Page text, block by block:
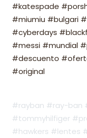
#katespade
#miumiu #bulgari
#cyberdays
#messi #mundial
#descuento
#original
#rayban #ray-ban
#tommyhilfiger
#hawkers #lentes